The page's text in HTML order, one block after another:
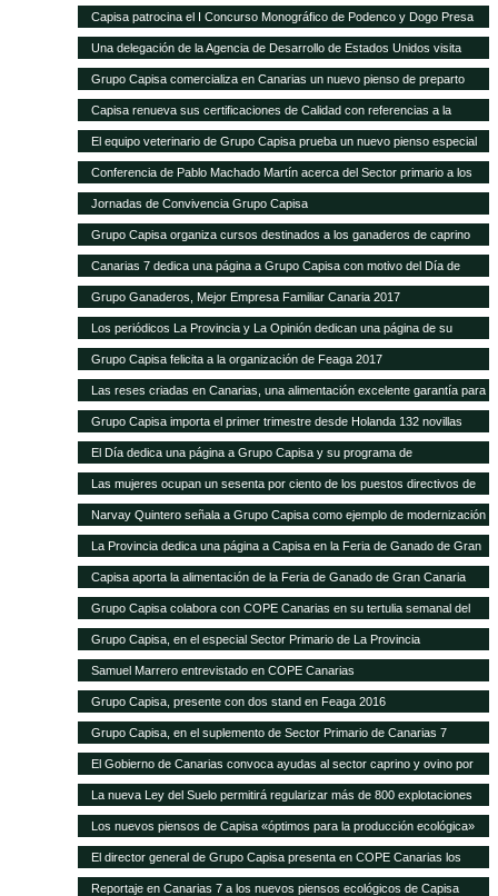
la Complutense
Capisa patrocina el I Concurso Monográfico de Podenco y Dogo Presa
Canario de Santa Brígida
Una delegación de la Agencia de Desarrollo de Estados Unidos visita
Silos Canarios
Grupo Capisa comercializa en Canarias un nuevo pienso de preparto
para caprino y ovino
Capisa renueva sus certificaciones de Calidad con referencias a la
“evidente mejora continua”, según el auditor
El equipo veterinario de Grupo Capisa prueba un nuevo pienso especial
para ponedoras
Conferencia de Pablo Machado Martín acerca del Sector primario a los
alumnos de Hecansa
Jornadas de Convivencia Grupo Capisa
Grupo Capisa organiza cursos destinados a los ganaderos de caprino
Canarias 7 dedica una página a Grupo Capisa con motivo del Día de
Canarias
Grupo Ganaderos, Mejor Empresa Familiar Canaria 2017
Los periódicos La Provincia y La Opinión dedican una página de su
suplemento de Sector Primario a Grupo Capisa
Grupo Capisa felicita a la organización de Feaga 2017
Las reses criadas en Canarias, una alimentación excelente garantía para
el consumidor local
Grupo Capisa importa el primer trimestre desde Holanda 132 novillas
frisonas de alta productividad
El Día dedica una página a Grupo Capisa y su programa de
Responsabilidad Social
Las mujeres ocupan un sesenta por ciento de los puestos directivos de
Grupo Capisa
Narvay Quintero señala a Grupo Capisa como ejemplo de modernización
e innovación en el Sector
La Provincia dedica una página a Capisa en la Feria de Ganado de Gran
Canaria
Capisa aporta la alimentación de la Feria de Ganado de Gran Canaria
Grupo Capisa colabora con COPE Canarias en su tertulia semanal del
Sector Primario
Grupo Capisa, en el especial Sector Primario de La Provincia
Samuel Marrero entrevistado en COPE Canarias
Grupo Capisa, presente con dos stand en Feaga 2016
Grupo Capisa, en el suplemento de Sector Primario de Canarias 7
El Gobierno de Canarias convoca ayudas al sector caprino y ovino por
seis millones de euros
La nueva Ley del Suelo permitirá regularizar más de 800 explotaciones
agrícolas y ganaderas
Los nuevos piensos de Capisa «óptimos para la producción ecológica»
El director general de Grupo Capisa presenta en COPE Canarias los
nuevos piensos ecológicos
Reportaje en Canarias 7 a los nuevos piensos ecológicos de Capisa